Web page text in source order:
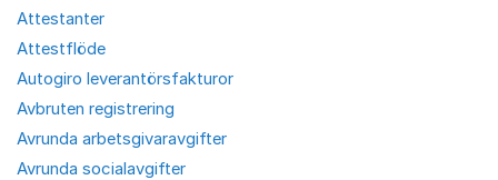
Attestanter
Attestflöde
Autogiro leverantörsfakturor
Avbruten registrering
Avrunda arbetsgivaravgifter
Avrunda socialavgifter